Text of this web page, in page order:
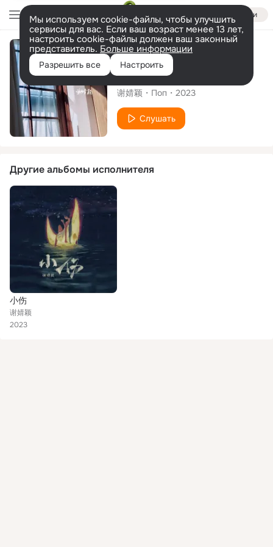
Войти
Мы используем cookie-файлы, чтобы улучшить
сервисы для вас. Если ваш возраст менее 13 лет,
настроить cookie-файлы должен ваш законный
представитель. Больше информации
Разрешить все Настроить
Альбом
很喜欢也很遗憾
谢婧颖 Поп 2023
Слушать
Другие альбомы исполнителя
小伤
谢婧颖
2023